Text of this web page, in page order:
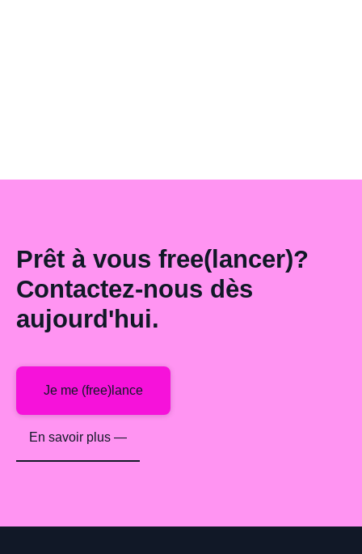
Prêt à vous free(lancer)?
Contactez-nous dès
aujourd'hui.
Je me (free)lance
En savoir plus —